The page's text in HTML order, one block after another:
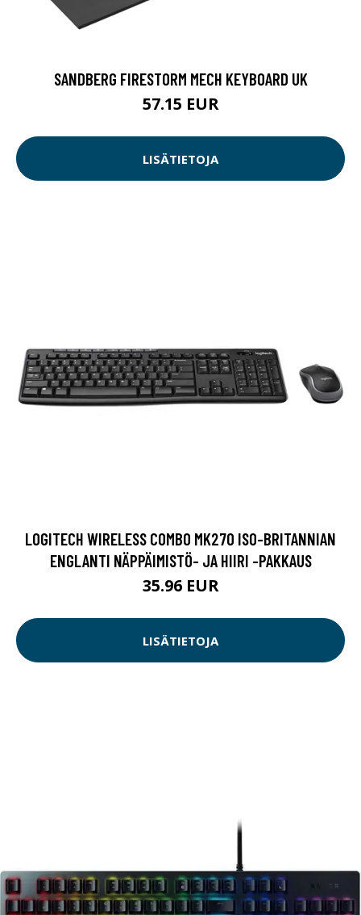
SANDBERG FIRESTORM MECH KEYBOARD UK
57.15 EUR
LISÄTIETOJA
LOGITECH WIRELESS COMBO MK270 ISO-BRITANNIAN
ENGLANTI NÄPPÄIMISTÖ- JA HIIRI -PAKKAUS
35.96 EUR
LISÄTIETOJA